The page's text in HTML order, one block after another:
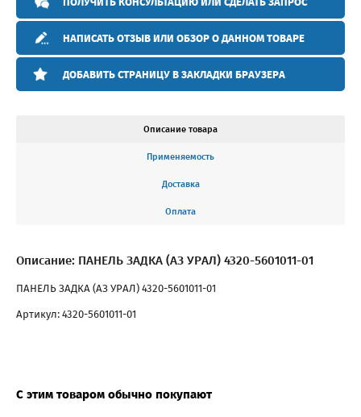
НАПИСАТЬ ОТЗЫВ ИЛИ ОБЗОР О ДАННОМ ТОВАРЕ
ДОБАВИТЬ СТРАНИЦУ В ЗАКЛАДКИ БРАУЗЕРА
Описание товара
Применяемость
Доставка
Оплата
Описание: ПАНЕЛЬ ЗАДКА (АЗ УРАЛ) 4320-5601011-01
ПАНЕЛЬ ЗАДКА (АЗ УРАЛ) 4320-5601011-01
Артикул: 4320-5601011-01
С этим товаром обычно покупают